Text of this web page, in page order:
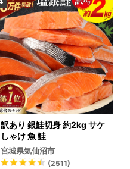
訳あり 銀鮭切身 約2kg サケ
しゃけ 魚 鮭
宮城県気仙沼市
(2511)